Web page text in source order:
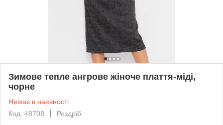
Зимове тепле ангрове жіноче плаття-міді,
чорне
Немає в наявності
Код: 48708
Роздріб